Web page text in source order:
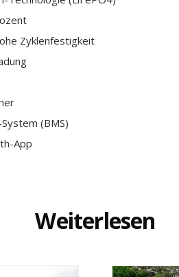
Zyklenfestigkeit
(BMS)
App
Weiterlesen